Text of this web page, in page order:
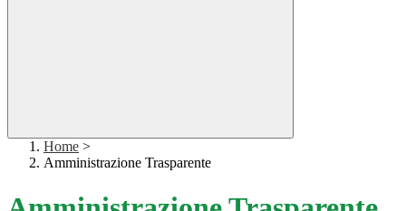
Home >
Amministrazione Trasparente